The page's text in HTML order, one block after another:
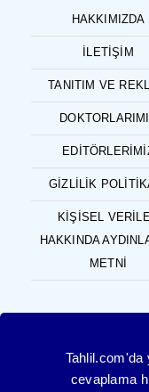
HAKKIMIZDA
İLETIŞIM
TANITIM VE
GIZLILIK
KIŞISEL
HAKKINDA
METNI
Tahlil.com'da
cevaplama